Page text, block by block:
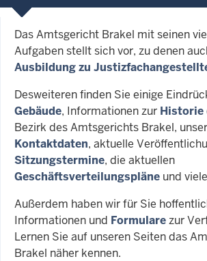
Das Amtsgericht Brakel mit seinen
Aufgaben stellt sich vor, zu denen
Ausbildung zu
Desweiteren finden Sie einige
Gebäude, Informationen zur Historie
Bezirk des Amtsgerichts Brakel,
Kontaktdaten, aktuelle
Sitzungstermine, die aktuellen
Geschäftsverteilungspläne und
Außerdem haben wir für Sie
Informationen und Formularezur
Lernen Sie auf unseren Seiten das
Brakel näher kennen.